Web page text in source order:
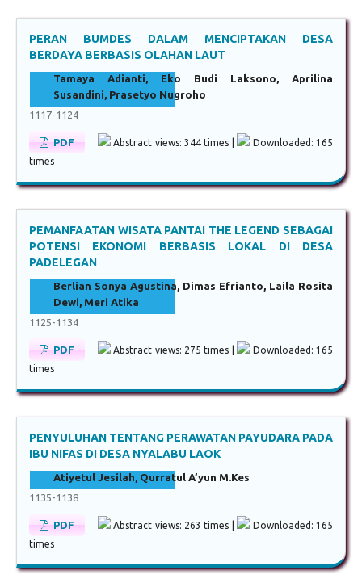
PERAN BUMDES DALAM MENCIPTAKAN DESA
BERDAYA BERBASIS OLAHAN LAUT
Tamaya Adianti, Eko Budi Laksono, Aprilina
Susandini, Prasetyo Nugroho
1117-1124
PDF Abstract views: 344 times |
Downloaded: 165
times
PEMANFAATAN WISATA PANTAI THE LEGEND SEBAGAI
POTENSI EKONOMI BERBASIS LOKAL DI DESA
PADELEGAN
Berlian Sonya Agustina, Dimas Efrianto, Laila Rosita
Dewi, Meri Atika
1125-1134
PDF Abstract views: 275 times |
Downloaded: 165
times
PENYULUHAN TENTANG PERAWATAN PAYUDARA PADA
IBU NIFAS DI DESA NYALABU LAOK
Atiyetul Jesilah, Qurratul A’yun M.Kes
1135-1138
PDF Abstract views: 263 times |
Downloaded: 165
times